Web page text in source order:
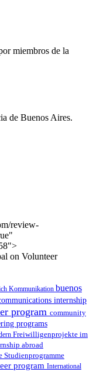
miembros de la
de Buenos Aires.
review-
on Volunteer
Kommunikation buenos
internship
program community
programs
Freiwilligenprojekte im
abroad
Studienprogramme
program International